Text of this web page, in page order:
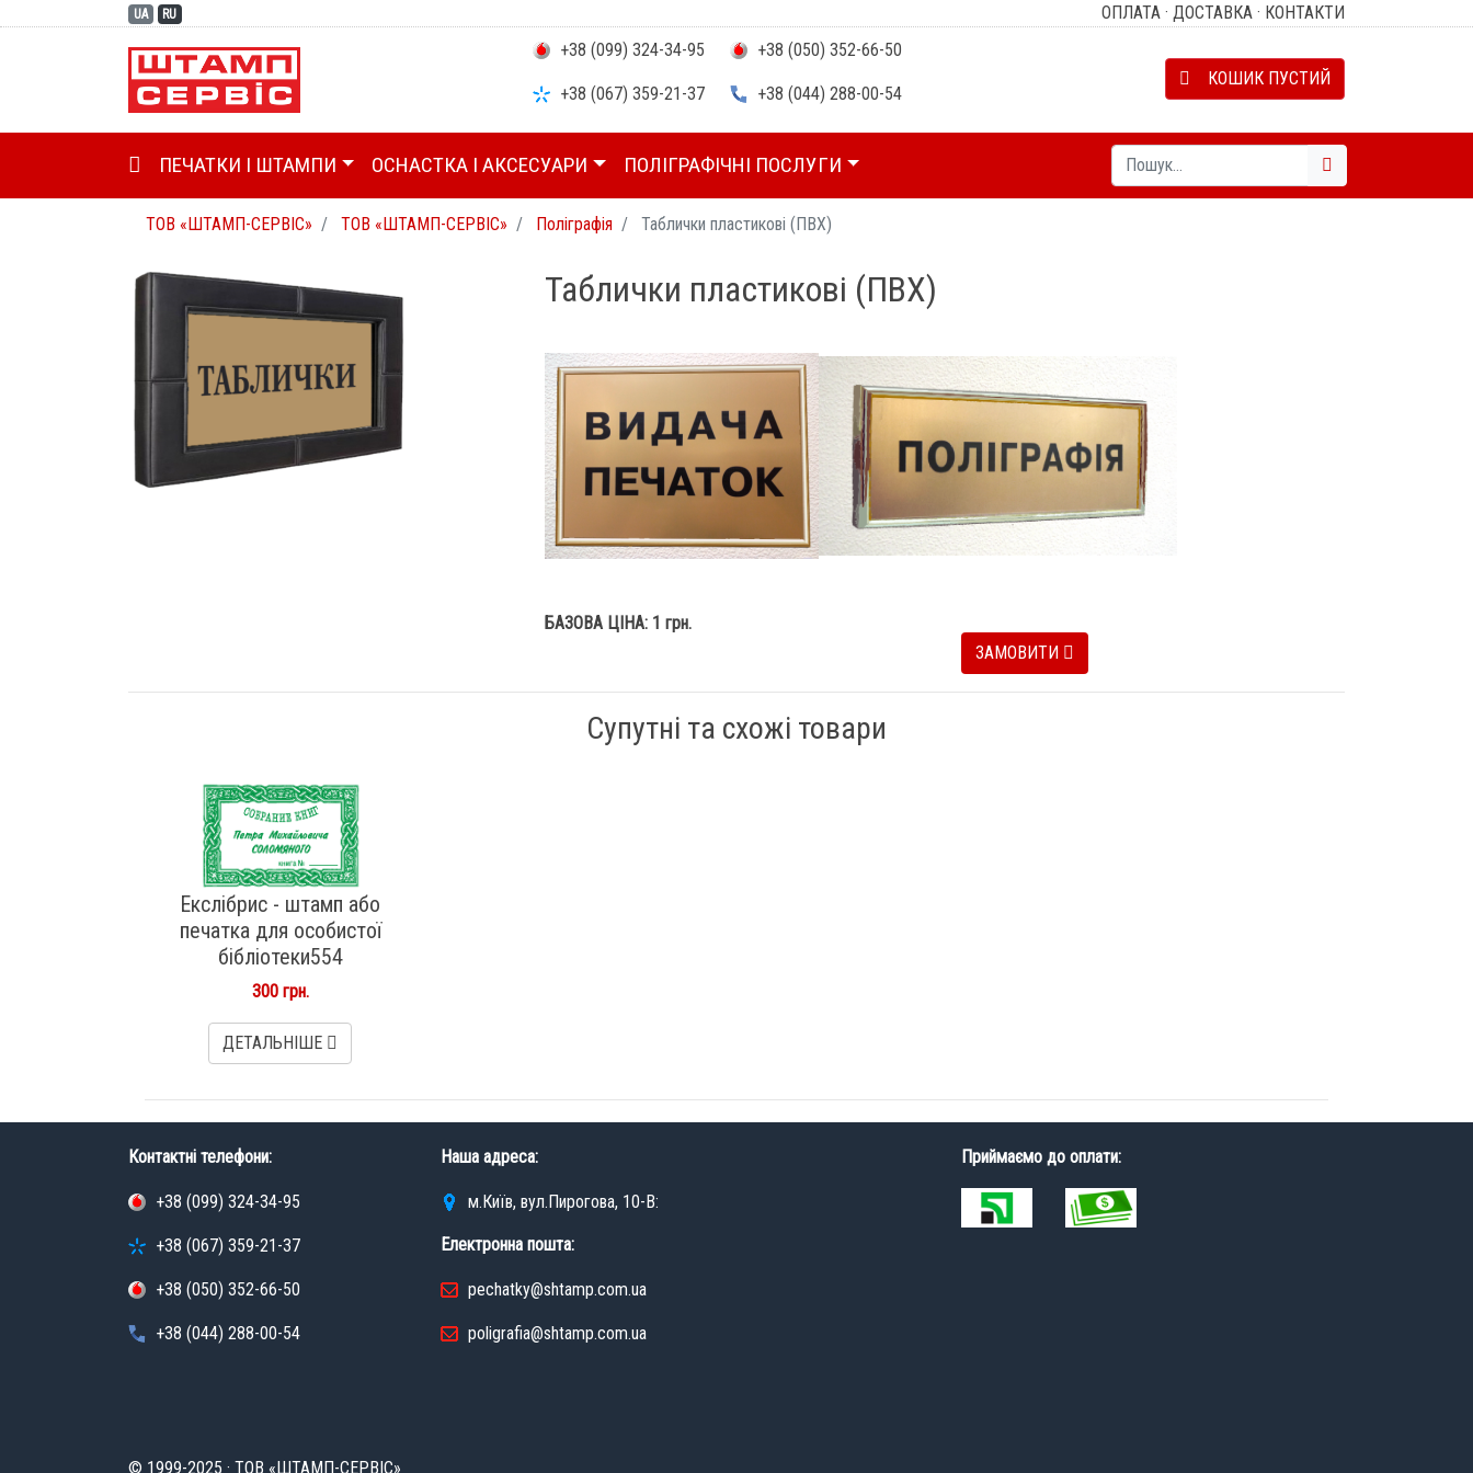
UA RU ОПЛАТА · ДОСТАВКА · КОНТАКТИ
+38 (099) 324-34-95
+38 (050) 352-66-50
+38 (067) 359-21-37 +38 (044) 288-00-54
КОШИК ПУСТИЙ
ГОЛОВНА (CURRENT)
ПЕЧАТКИ І ШТАМПИ ОСНАСТКА І АКСЕСУАРИ ПОЛІГРАФІЧНІ ПОСЛУГИ
ТОВ «ШТАМП-СЕРВІС» ТОВ «ШТАМП-СЕРВІС» Поліграфія Таблички пластикові (ПВХ)
Таблички пластикові (ПВХ)
БАЗОВА ЦІНА: 1 грн.
ЗАМОВИТИ
Супутні та схожі товари
Екслібрис - штамп або
печатка для особистої
бібліотеки554
300 грн.
ДЕТАЛЬНІШЕ
Контактні телефони:
+38 (099) 324-34-95
+38 (067) 359-21-37
+38 (050) 352-66-50
+38 (044) 288-00-54
Наша адреса:
м.Київ, вул.Пирогова, 10-В:
Електронна пошта:
pechatky@shtamp.com.ua
poligrafia@shtamp.com.ua
Приймаємо до оплати:
© 1999-2025 · ТОВ «ШТАМП-СЕРВІС»